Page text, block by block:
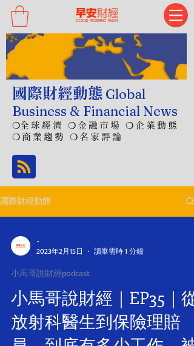
國際財經動態 Global
Business & Financial News
❍全球經濟 ❍金融市場 ❍企業動態
❍商業趨勢 ❍名家評論
國際財經動態
-
2023年2月15日
讀畢需時 1 分鐘
小馬哥說財經podcast
小馬哥說財經｜EP35｜從
放射科醫生到保險理賠